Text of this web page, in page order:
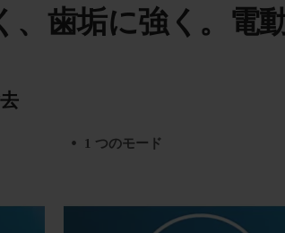
、歯垢に強く。電
1 つのモード